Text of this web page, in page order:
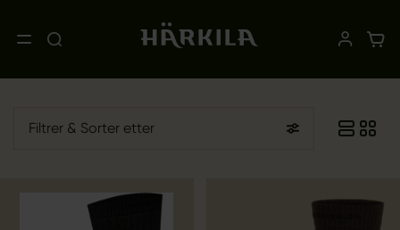
Filtrer & Sorter etter